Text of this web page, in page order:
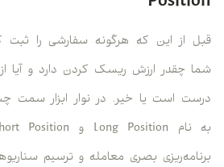
قبل از این که هرگونه سفارشی را ثبت
شما چقدر ارزش ریسک کردن دارد و آیا
درست است یا خیر. در نوار ابزار سمت چپ
برنامه‌ریزی بصری معامله و ترسیم